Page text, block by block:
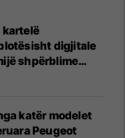
kartelë
digjitale
shpërblime
katër modelet
Peugeot